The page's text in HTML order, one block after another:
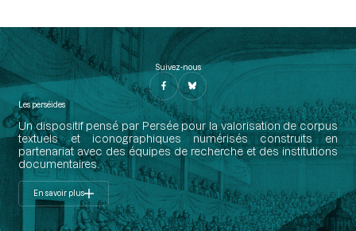
Suivez-nous
Les perséides
Un dispositif pensé par Persée pour la valorisation de corpus
textuels et iconographiques numérisés construits en
partenariat avec des équipes de recherche et des institutions
documentaires.
En savoir plus